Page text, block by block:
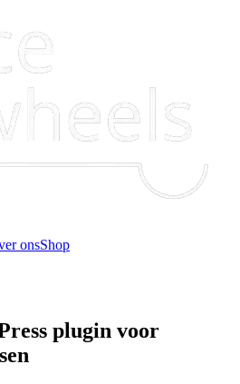
onsShop
plugin voor